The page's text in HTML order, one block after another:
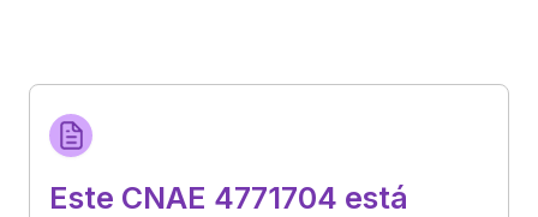
Este CNAE 4771704 está